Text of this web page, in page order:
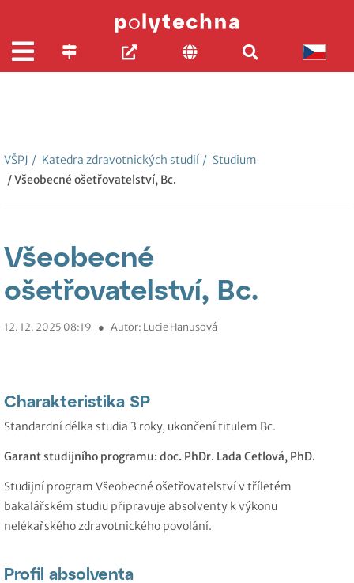
VŠPJ / Katedra zdravotnických studií / Studium
/ Všeobecné ošetřovatelství, Bc.
Všeobecné
ošetřovatelství, Bc.
12. 12. 2025 08:19 ● Autor: Lucie Hanusová
Charakteristika SP
Standardní délka studia 3 roky, ukončení titulem Bc.
Garant studijního programu: doc. PhDr. Lada Cetlová, PhD.
Studijní program Všeobecné ošetřovatelství v tříletém
bakalářském studiu připravuje absolventy k výkonu
nelékařského zdravotnického povolání.
Profil absolventa